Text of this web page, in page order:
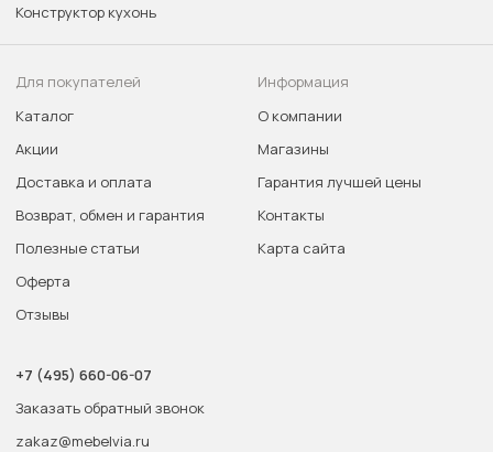
Конструктор кухонь
Для покупателей
Каталог
Акции
Доставка и оплата
Возврат, обмен и гарантия
Полезные статьи
Оферта
Отзывы
Информация
О компании
Магазины
Гарантия лучшей цены
Контакты
Карта сайта
+7 (495) 660-06-07
Заказать обратный звонок
zakaz@mebelvia.ru